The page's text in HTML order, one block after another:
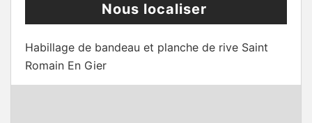
Nous localiser
Habillage de bandeau et planche de rive Saint
Romain En Gier